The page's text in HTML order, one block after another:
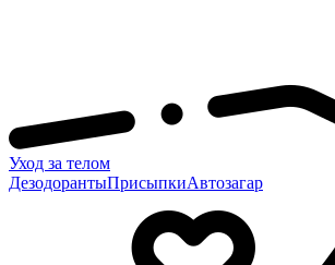
Уход за телом
ДезодорантыПрисыпкиАвтозагар